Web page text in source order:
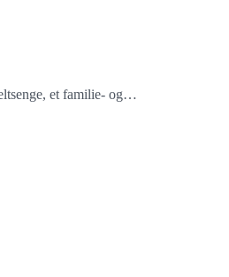
et familie- og…